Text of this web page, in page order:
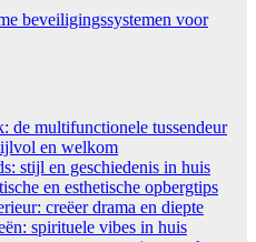
beveiligingssystemen voor
de multifunctionele tussendeur
en welkom
stijl en geschiedenis in huis
en esthetische opbergtips
creëer drama en diepte
spirituele vibes in huis